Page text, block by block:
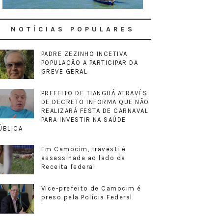
NOTÍCIAS POPULARES
PADRE ZEZINHO INCETIVA
POPULAÇÃO A PARTICIPAR DA
GREVE GERAL
PREFEITO DE TIANGUÁ ATRAVÉS
DE DECRETO INFORMA QUE NÃO
REALIZARÁ FESTA DE CARNAVAL
PARA INVESTIR NA SAÚDE
Em Camocim, travesti é
assassinada ao lado da
Receita federal.
Vice-prefeito de Camocim é
preso pela Polícia Federal